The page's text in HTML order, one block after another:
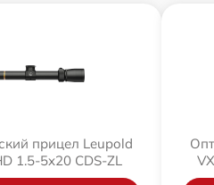
прицел Leupold
1.5-5x20 CDS-ZL